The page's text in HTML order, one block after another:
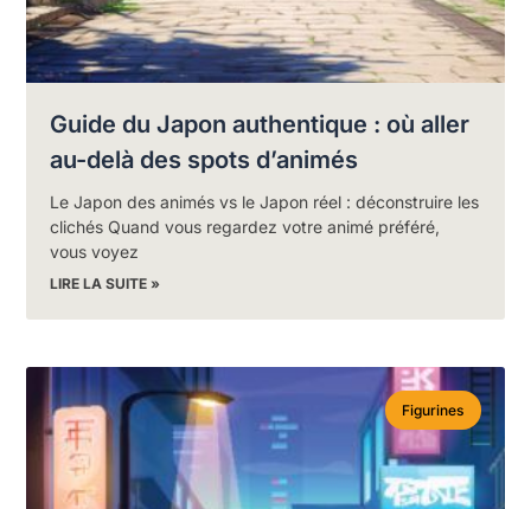
Guide du Japon authentique : où aller
au-delà des spots d’animés
Le Japon des animés vs le Japon réel : déconstruire les
clichés Quand vous regardez votre animé préféré,
vous voyez
LIRE LA SUITE »
Figurines